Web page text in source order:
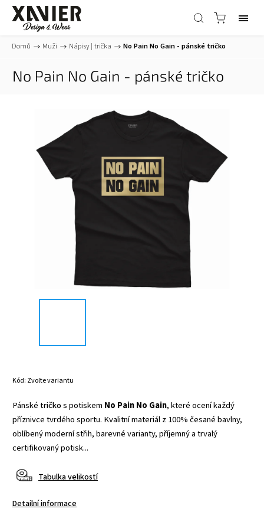
Domů / Muži / Nápisy | trička / No Pain No Gain - pánské tričko
No Pain No Gain - pánské tričko
Kód: Zvolte variantu
Pánské tričkos potiskem No Pain No Gain, které ocení každý
příznivce tvrdého sportu. Kvalitní materiál z 100% česané bavlny,
oblíbený moderní střih, barevné varianty, příjemný a trvalý
certifikovaný potisk...
Tabulka velikostí
Detailní informace